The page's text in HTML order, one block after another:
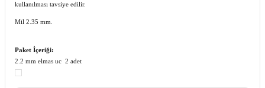
kullanılması tavsiye edilir.
Mil 2.35 mm.
Paket İçeriği:
2.2 mm elmas uc 2 adet